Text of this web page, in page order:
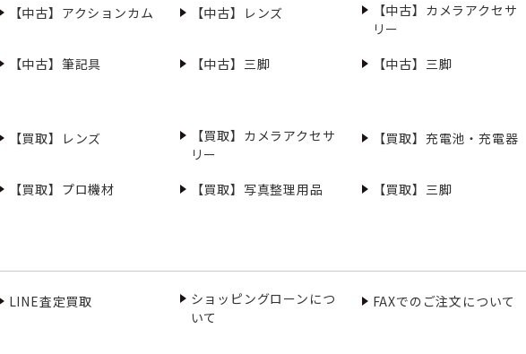
【中古】アクションカム 【中古】レンズ
【中古】カメラアクセサ
リー
【中古】筆記具 【中古】三脚 【中古】三脚
【買取】レンズ
【買取】カメラアクセサ
リー
【買取】充電池・充電器
【買取】プロ機材 【買取】写真整理用品 【買取】三脚
LINE査定買取
ショッピングローンにつ
いて
FAXでのご注文について